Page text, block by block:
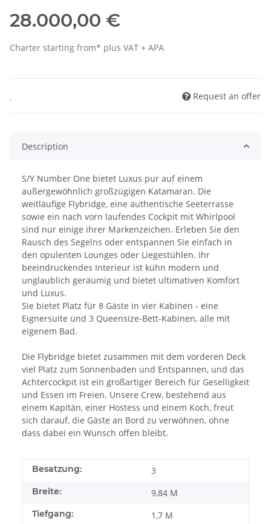
28.000,00 €
Charter starting from* plus VAT + APA
. Request an offer
Description
S/Y Number One bietet Luxus pur auf einem
außergewöhnlich großzügigen Katamaran. Die
weitläufige Flybridge, eine authentische Seeterrasse
sowie ein nach vorn laufendes Cockpit mit Whirlpool
sind nur einige ihrer Markenzeichen. Erleben Sie den
Rausch des Segelns oder entspannen Sie einfach in
den opulenten Lounges oder Liegestühlen. Ihr
beeindruckendes Interieur ist kühn modern und
unglaublich geräumig und bietet ultimativen Komfort
und Luxus.
Sie bietet Platz für 8 Gäste in vier Kabinen - eine
Eignersuite und 3 Queensize-Bett-Kabinen, alle mit
eigenem Bad.
Die Flybridge bietet zusammen mit dem vorderen Deck
viel Platz zum Sonnenbaden und Entspannen, und das
Achtercockpit ist ein großartiger Bereich für Geselligkeit
und Essen im Freien. Unsere Crew, bestehend aus
einem Kapitän, einer Hostess und einem Koch, freut
sich darauf, die Gäste an Bord zu verwöhnen, ohne
dass dabei ein Wunsch offen bleibt.
Besatzung: 3
Breite: 9,84 M
Tiefgang: 1,7 M